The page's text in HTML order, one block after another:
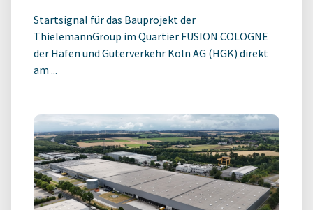
Startsignal für das Bauprojekt der
ThielemannGroup im Quartier FUSION COLOGNE
der Häfen und Güterverkehr Köln AG (HGK) direkt
am ...